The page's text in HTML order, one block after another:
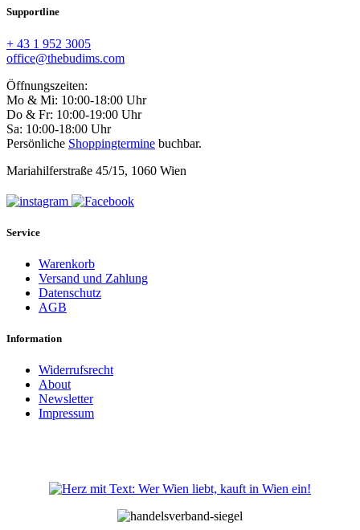
Supportline
+ 43 1 952 3005
office@thebudims.com
Öffnungszeiten:
Mo & Mi: 10:00-18:00 Uhr
Do & Fr: 10:00-19:00 Uhr
Sa: 10:00-18:00 Uhr
Persönliche Shoppingtermine buchbar.
Mariahilferstraße 45/15, 1060 Wien
Service
Warenkorb
Versand und Zahlung
Datenschutz
AGB
Information
Widerrufsrecht
About
Newsletter
Impressum